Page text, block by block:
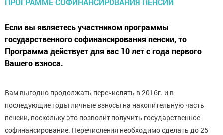
Если вы являетесь участником программы
государственного софинансирования пенсии, то
Программа действует для вас 10 лет с года первого
Вашего взноса.
Вам выгодно продолжать перечислять в 2016г. и в
последующие годы личные взносы на накопительную часть
пенсии, поскольку это позволит получить государственное
софинансирование. Перечисления необходимо сделать до 25